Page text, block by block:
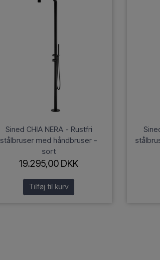
Sined CHIA NERA - Rustfri
stålbruser med håndbruser -
sort
19.295,00 DKK
Tilføj til kurv